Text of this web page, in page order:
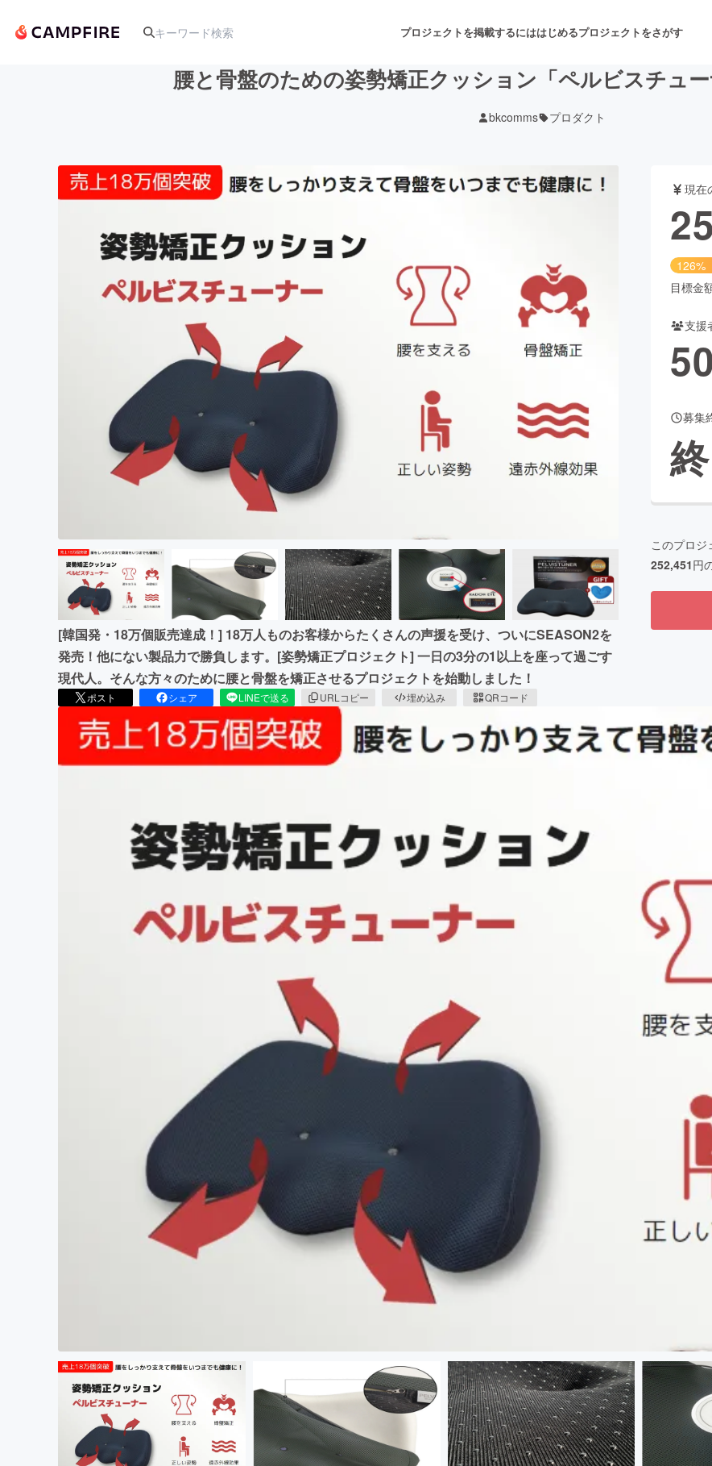
プロジェクトを掲載するにははじめるプロジェクトをさがす
アート・写真 音楽 舞台・パフォーマンス
テクノロジー・ガジェット フード・飲食店
映像・映画 書籍・雑誌出版
ビジネス・起業 チャレンジ ビューティー・ヘルス
まちづくり・地域活性化
CAMPFIRE for Social GoodCAMPFIRE Creation
CAMPFIREふるさと納税
腰と骨盤のための姿勢矯正クッション「ペルビスチュ
bkcomms プロダクト
[韓国発・18万個販売達成！] 18万人ものお客様からたくさんの声援を受け、ついにSEASON2を
発売！他にない製品力で勝負します。[姿勢矯正プロジェクト] 一日の3分の1以上を座って過ごす
現代人。そんな方々のために腰と骨盤を矯正させるプロジェクトを始動しました！
ポスト シェア LINEで送る URLコピー 埋め込み QRコード
現在
126%
目標金
支援
50
募集
このプロジ
252,451円